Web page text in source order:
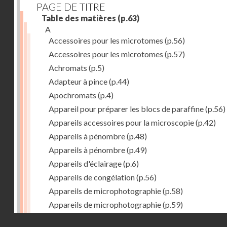
PAGE DE TITRE
Table des matières (p.63)
A
Accessoires pour les microtomes (p.56)
Accessoires pour les microtomes (p.57)
Achromats (p.5)
Adapteur à pince(p.44)
Apochromats (p.4)
Appareil pour préparer les blocs de paraffine(p.56)
Appareils accessoires pour la microscopie(p.42)
Appareils à pénombre(p.48)
Appareils à pénombre(p.49)
Appareils d'éclairage(p.6)
Appareils de congélation(p.56)
Appareils de microphotographie(p.58)
Appareils de microphotographie(p.59)